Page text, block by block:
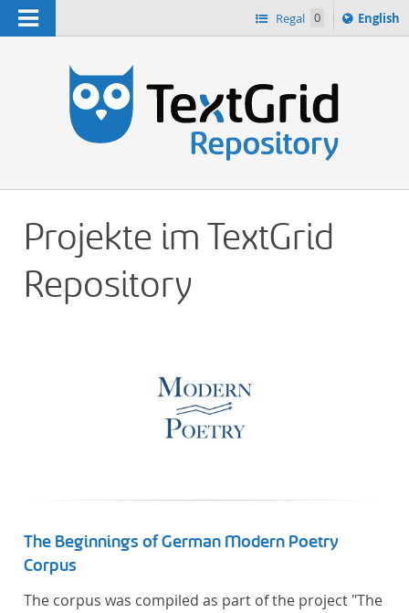
Navigation Regal 0
Switch
English
Projekte im TextGrid
Repository
The Beginnings of German Modern Poetry
Corpus
The corpus was compiled as part of the project "The